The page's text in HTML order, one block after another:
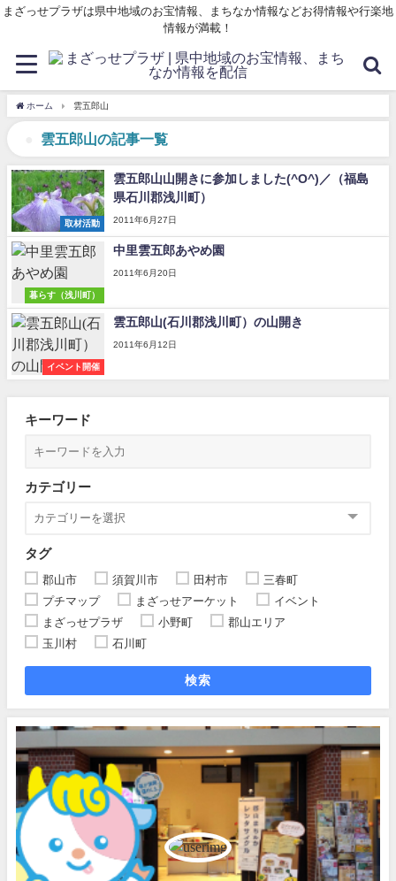
まざっせプラザは県中地域のお宝情報、まちなか情報などお得情報や行楽地
情報が満載！
ホーム 雲五郎山
雲五郎山の記事一覧
取材活動
雲五郎山山開きに参加しました(^O^)／（福島
県石川郡浅川町）
2011年6月27日
暮らす（浅川町）
中里雲五郎あやめ園
2011年6月20日
イベント開催
雲五郎山(石川郡浅川町）の山開き
2011年6月12日
キーワード
カテゴリー
タグ
郡山市 須賀川市 田村市
三春町
プチマップ
まざっせアーケット
イベント
まざっせプラザ
小野町
郡山エリア
玉川村
石川町
検索